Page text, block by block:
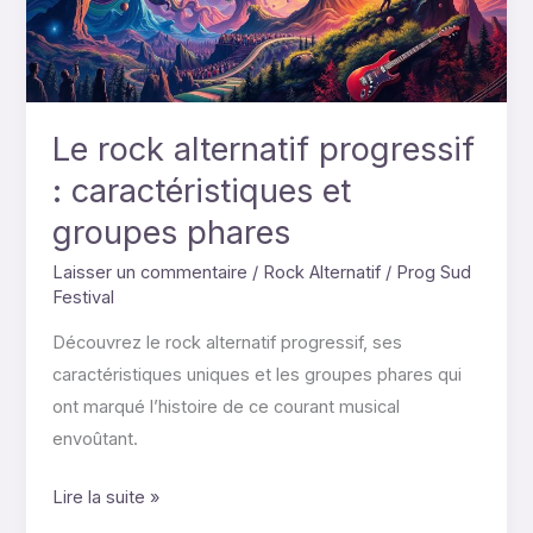
Le rock alternatif progressif
: caractéristiques et
groupes phares
Laisser un commentaire / Rock Alternatif / Prog Sud
Festival
Découvrez le rock alternatif progressif, ses
caractéristiques uniques et les groupes phares qui
ont marqué l’histoire de ce courant musical
envoûtant.
et
groupes
phares
Lire la suite »